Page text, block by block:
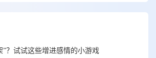
”？试试这些增进感情的小游戏